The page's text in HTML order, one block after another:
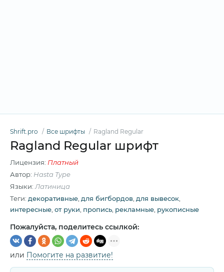
Shrift.pro Все шрифты Ragland Regular
Ragland Regular шрифт
Лицензия: Платный
Автор: Hasta Type
Языки: Латиница
Теги: декоративные для бигбордов для вывесок
интересные от руки пропись рекламные рукописные
Пожалуйста, поделитесь ссылкой:
или Помогите на развитие!